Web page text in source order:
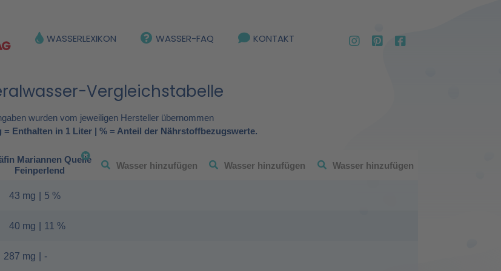
WASSERLEXIKON WASSER-FAQ KONTAKT
Vergleichstabelle
wurden vom jeweiligen Hersteller übernommen
= Enthalten in 1 Liter | % = Anteil der Nährstoffbezugswerte.
Mariannen Quelle
Feinperlend
43 mg 5 %
40 mg 11 %
287 mg -